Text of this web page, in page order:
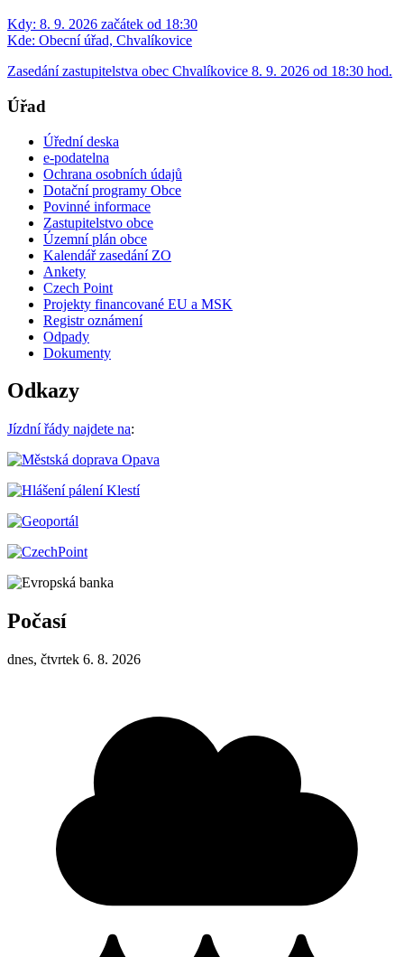
Kdy: 8. 9. 2026 začátek od 18:30
Kde: Obecní úřad, Chvalíkovice
Zasedání zastupitelstva obec Chvalíkovice 8. 9. 2026 od 18:30 hod.
Úřad
Úřední deska
e-podatelna
Ochrana osobních údajů
Dotační programy Obce
Povinné informace
Zastupitelstvo obce
Územní plán obce
Kalendář zasedání ZO
Ankety
Czech Point
Projekty financované EU a MSK
Registr oznámení
Odpady
Dokumenty
Odkazy
Jízdní řády najdete na:
Počasí
dnes, čtvrtek 6. 8. 2026